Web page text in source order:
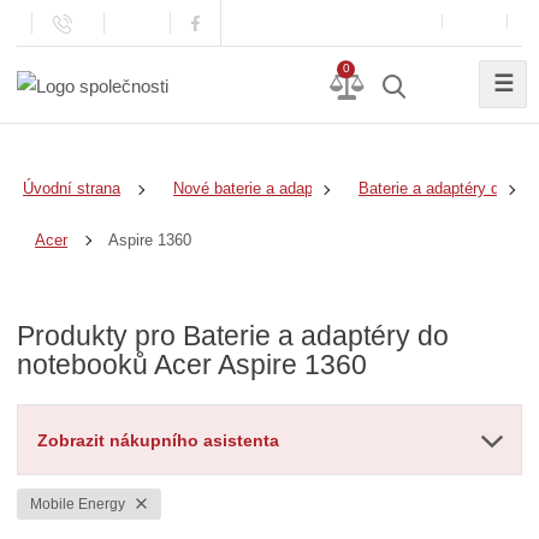
0
☰
Úvodní strana Nové baterie a adaptéry Baterie a adaptéry do
Acer Aspire 1360
Produkty pro Baterie a adaptéry do
notebooků Acer Aspire 1360
Zobrazit nákupního asistenta
Mobile Energy